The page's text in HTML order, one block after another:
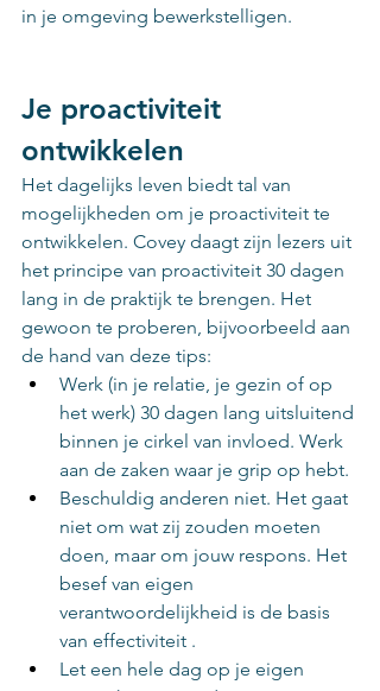
in je omgeving bewerkstelligen.
Je proactiviteit
ontwikkelen
Het dagelijks leven biedt tal van
mogelijkheden om je proactiviteit te
ontwikkelen. Covey daagt zijn lezers uit
het principe van proactiviteit 30 dagen
lang in de praktijk te brengen. Het
gewoon te proberen, bijvoorbeeld aan
de hand van deze tips:
Werk (in je relatie, je gezin of op
het werk) 30 dagen lang uitsluitend
binnen je cirkel van invloed. Werk
aan de zaken waar je grip op hebt.
Beschuldig anderen niet. Het gaat
niet om wat zij zouden moeten
doen, maar om jouw respons. Het
besef van eigen
verantwoordelijkheid is de basis
van effectiviteit .
Let een hele dag op je eigen